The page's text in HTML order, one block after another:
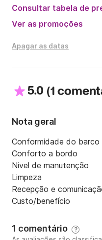
Consultar tabela de
Ver as promoções
Apagar as datas
5.0 (1
Nota geral
Conformidade do barco
Conforto a bordo
Nível de manutenção
Limpeza
Recepção e
Custo/benefício
1 comentário ?